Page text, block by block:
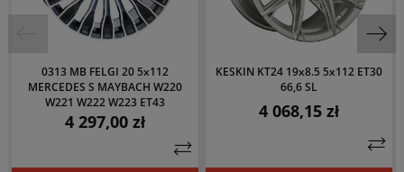
0313 MB FELGI 20 5x112
MERCEDES S MAYBACH W220
W221 W222 W223 ET43
Cena
4 297,00 zł
KESKIN KT24 19x8.5 5x112 ET30
66,6 SL
Cena
4 068,15 zł